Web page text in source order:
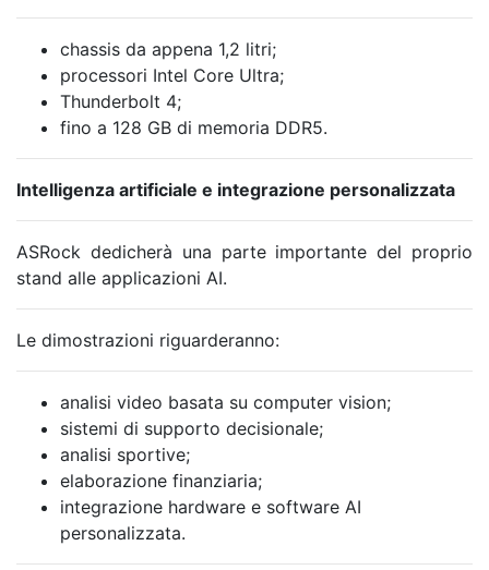
chassis da appena 1,2 litri;
processori Intel Core Ultra;
Thunderbolt 4;
fino a 128 GB di memoria DDR5.
Intelligenza artificiale e integrazione personalizzata
ASRock dedicherà una parte importante del proprio
stand alle applicazioni AI.
Le dimostrazioni riguarderanno:
analisi video basata su computer vision;
sistemi di supporto decisionale;
analisi sportive;
elaborazione finanziaria;
integrazione hardware e software AI
personalizzata.